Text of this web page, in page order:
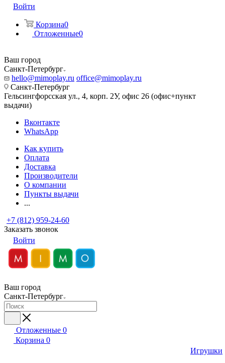
Войти
Корзина0
Отложенные0
Ваш город
Санкт-Петербург
hello@mimoplay.ru office@mimoplay.ru
Санкт-Петербург
Гельсингфорсская ул., 4, корп. 2У, офис 26 (офис+пункт
выдачи)
Вконтакте
WhatsApp
Как купить
Оплата
Доставка
Производители
О компании
Пункты выдачи
...
+7 (812) 959-24-60
Заказать звонок
Войти
Ваш город
Санкт-Петербург
Отложенные 0
Корзина 0
Игрушки